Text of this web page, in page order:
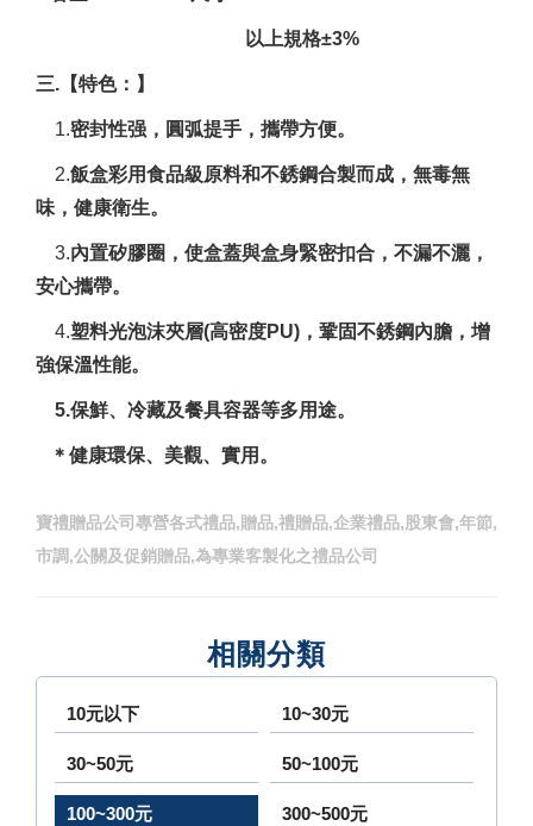
以上規格±3%
三.【特色：】
1.密封性强，圓弧提手，攜帶方便。
2.飯盒彩用食品級原料和不銹鋼合製而成，無毒無
味，健康衛生。
3.內置矽膠圈，使盒蓋與盒身緊密扣合，不漏不灑，
安心攜帶。
4.塑料光泡沫夾層(高密度PU)，鞏固不銹鋼內膽，增
強保溫性能。
5.保鮮、冷藏及餐具容器等多用途。
＊健康環保、美觀、實用。
寶禮贈品公司專營各式禮品,贈品,禮贈品,企業禮品,股東會,年節,
市調,公關及促銷贈品,為專業客製化之禮品公司
相關分類
10元以下 10~30元
30~50元 50~100元
100~300元 300~500元